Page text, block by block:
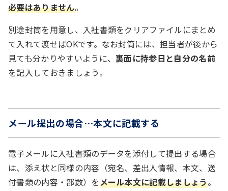
必要はありません。
別途封筒を用意し、入社書類をクリアファイルにまとめ
て入れて渡せばOKです。なお封筒には、担当者が後から
見ても分かりやすいように、裏面に持参日と自分の名前
を記入しておきましょう。
メール提出の場合…本文に記載する
電子メールに入社書類のデータを添付して提出する場合
は、添え状と同様の内容（宛名、差出人情報、本文、送
付書類の内容・部数）をメール本文に記載しましょう。